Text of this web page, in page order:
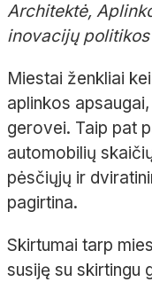
Architektė,
inovacijų
Miestai ženkliai
aplinkos
gerovei. Taip pat
automobilių
pėsčiųjų ir
pagirtina.
Skirtumai tarp
susiję su skirtingu